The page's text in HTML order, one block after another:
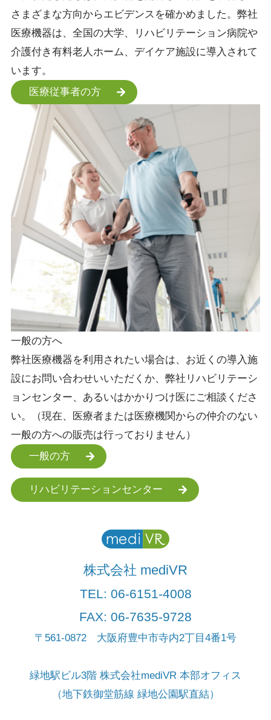
さまざまな方向からエビデンスを確かめました。弊社
医療機器は、全国の大学、リハビリテーション病院や
介護付き有料老人ホーム、デイケア施設に導入されて
います。
医療従事者の方
一般の方へ
弊社医療機器を利用されたい場合は、お近くの導入施
設にお問い合わせいいただくか、弊社リハビリテーシ
ョンセンター、あるいはかかりつけ医にご相談くださ
い。（現在、医療者または医療機関からの仲介のない
一般の方への販売は行っておりません）
一般の方
リハビリテーションセンター
株式会社 mediVR
TEL: 06-6151-4008
FAX: 06-7635-9728
〒561-0872 大阪府豊中市寺内2丁目4番1号
緑地駅ビル3階 株式会社mediVR 本部オフィス
（地下鉄御堂筋線 緑地公園駅直結）